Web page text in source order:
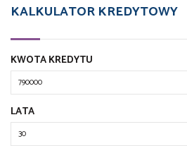
KALKULATOR KREDYTOWY
KWOTA KREDYTU
LATA